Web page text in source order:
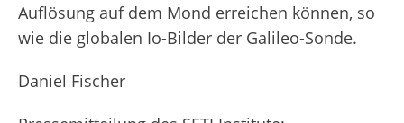
Auflösung auf dem Mond erreichen können, so
wie die globalen Io-Bilder der Galileo-Sonde.
Daniel Fischer